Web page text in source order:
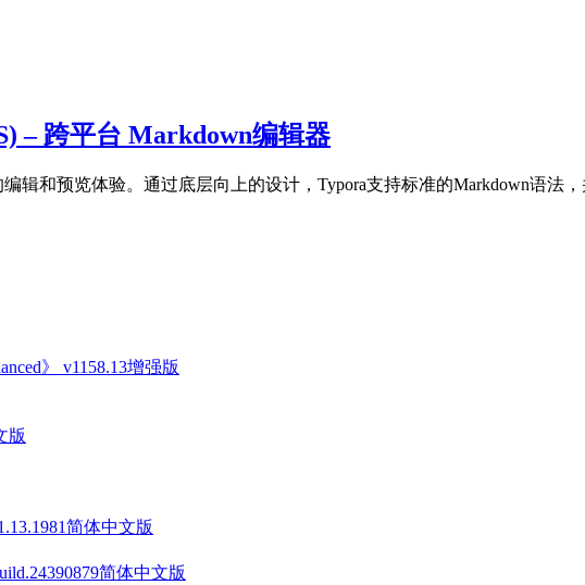
– 跨平台 Markdown编辑器
辑和预览体验。通过底层向上的设计，Typora支持标准的Markdown语法
》 v1158.13增强版
版
简体中文版
简体中文版